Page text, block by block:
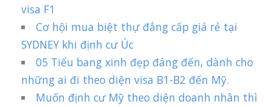
visa F1
Cơ hội mua biệt thự đẳng cấp giá rẻ tại
SYDNEY khi định cư Úc
05 Tiểu bang xinh đẹp đáng đến, dành cho
những ai đi theo diện visa B1-B2 đến Mỹ.
Muốn định cư Mỹ theo diện doanh nhân thì